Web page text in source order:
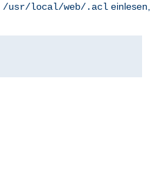
/usr/local/web/.acl einlesen,